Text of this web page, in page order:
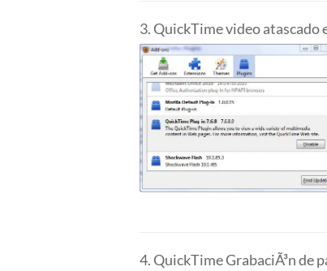
3. QuickTime video
4. QuickTime GrabaciÃ³n de